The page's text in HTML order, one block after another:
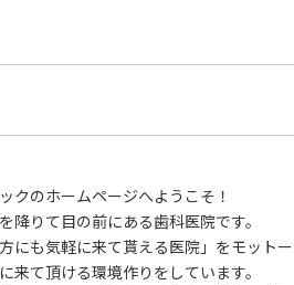
のホームページへようこそ！
りて目の前にある歯科医院です。
にも気軽に来て貰える医院」をモットー
て頂ける環境作りをしています。